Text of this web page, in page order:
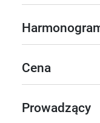
Cena
Prowadzący